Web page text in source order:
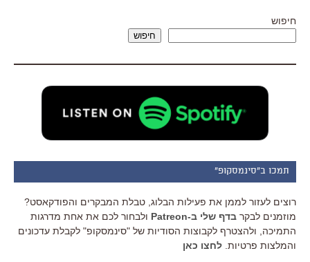
חיפוש
חיפוש
תמכו ב"סינמסקופ"
רוצים לעזור לממן את פעילות הבלוג, טבלת המבקרים והפודקאסט?
מוזמנים לבקר בדף שלי ב-Patreon
ולבחור לכם את אחת מדרגות
התמיכה, ולהצטרף לקבוצות הסודיות של "סינמסקופ" לקבלת עדכונים
והמלצות פרטיות. לחצו כאן